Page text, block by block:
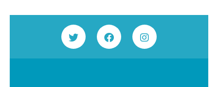
154 - Revista Ercilla. Año XXXIV, Nº 1747
155 - Revista Ercilla. Año XXXIV, Nº 1748
156 - Revista Ercilla. Año XXXIV, Nº 1750
157 - Revista Ercilla. Año XXXIV, Nº 1752
158 - Revista Ercilla. Año XXXIV, Nº 1753